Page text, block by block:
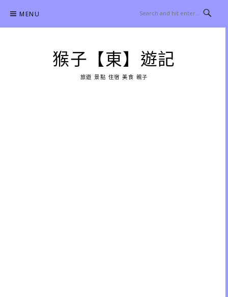
content
MENU
猴子【東】遊記
旅遊 景點 住宿 美食 親子